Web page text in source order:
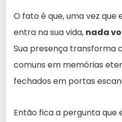
O fato é que, uma vez que
entra na sua vida, nada
Sua presença transforma
comuns em memórias
fechados em portas
Então fica a pergunta que